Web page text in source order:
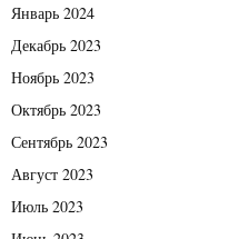
Январь 2024
Декабрь 2023
Ноябрь 2023
Октябрь 2023
Сентябрь 2023
Август 2023
Июль 2023